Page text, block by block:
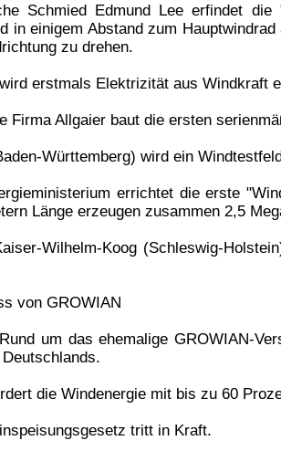
Schmied Edmund Lee erfindet
in einigem Abstand zum
zu drehen.
erstmals Elektrizität aus Windkraft
Firma Allgaier baut die ersten
Württemberg) wird ein
errichtet die erste
Länge erzeugen zusammen 2,5
Wilhelm-Koog (Schleswig-
von GROWIAN
um das ehemalige GROWIAN-
die Windenergie mit bis zu 60
tritt in Kraft.